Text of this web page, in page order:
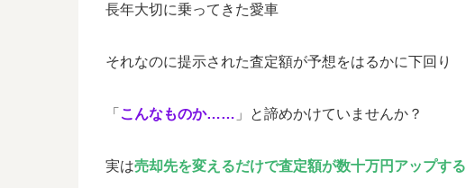
長年大切に乗ってきた愛車
それなのに提示された査定額が予想をはるかに下回り
「 こんなものか…… 」と諦めかけていませんか？
実は売却先を変えるだけで査定額が数十万円アップする